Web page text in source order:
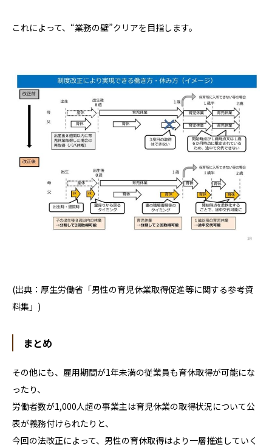
これによって、“業務の壁”クリアを目指します。
(出典：厚生労働省 「男性の育児休業取得促進等に関する参考資
料集」 )
まとめ
その他にも、雇用期間が1年未満の従業員も育休取得が可能にな
ったり、
労働者数が1,000人超の事業主は育児休業の取得状況について公
表が義務付けられたりと、
今回の法改正によって、男性の育休取得はより一層推進していく